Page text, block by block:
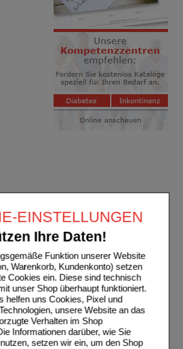
EINSTELLUNGEN
Ihre Daten!
Funktion unserer Website
Warenkorb, Kundenkonto) setzen
Cookies ein. Diese sind technisch
unser Shop überhaupt funktioniert.
helfen uns Cookies, Pixel und
unsere Website an das
Verhalten im Shop
Informationen darüber, wie Sie
setzen wir ein, um den Shop